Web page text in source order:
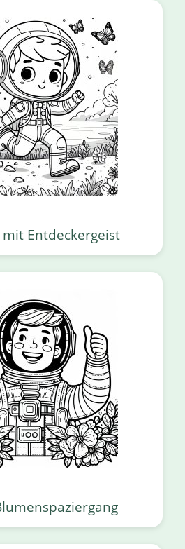
Entdeckergeist